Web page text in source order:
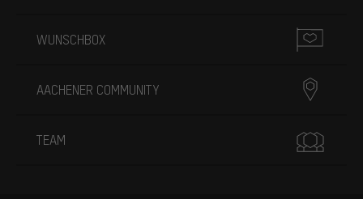
WUNSCHBOX
AACHENER COMMUNITY
TEAM